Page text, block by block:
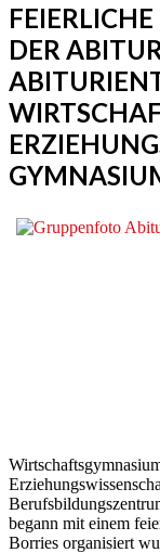
DER
begann mit einem
Borries organisiert